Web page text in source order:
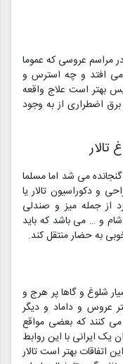
مراسم عروسی که عموما
می افتد و چه استرس و
بهتر است علاج واقعه
برق اضطراری از به وجود
می شد اما مسلما
و دکوراسیون تالار یا
از جمله میز و صندلی
شام و … می باشد که باید
به حضار منتقل کند.
شلوغ و گاها پر هرج و
عروس و داماد و دیگر
می کنند که بعضی مواقع
یک ایرانی با این روابط
اتفاقات بهتر است تالار